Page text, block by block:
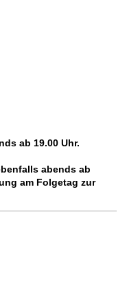
ab 19.00 Uhr.
abends ab
am Folgetag zur